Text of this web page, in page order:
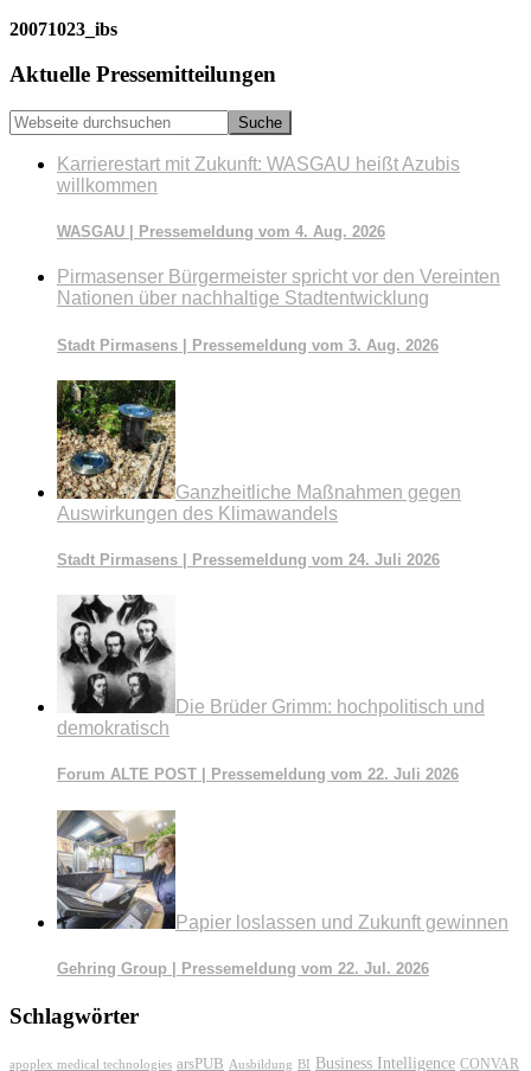
20071023_ibs
Seitenspalte
Aktuelle Pressemitteilungen
Webseite
durchsuchen
Karrierestart mit Zukunft: WASGAU heißt Azubis
willkommen
WASGAU | Pressemeldung vom 4. Aug. 2026
Pirmasenser Bürgermeister spricht vor den Vereinten
Nationen über nachhaltige Stadtentwicklung
Stadt Pirmasens | Pressemeldung vom 3. Aug. 2026
Ganzheitliche Maßnahmen gegen
Auswirkungen des Klimawandels
Stadt Pirmasens | Pressemeldung vom 24. Juli 2026
Die Brüder Grimm: hochpolitisch und
demokratisch
Forum ALTE POST | Pressemeldung vom 22. Juli 2026
Papier loslassen und Zukunft gewinnen
Gehring Group | Pressemeldung vom 22. Jul. 2026
Schlagwörter
apoplex medical technologies arsPUB Ausbildung BI Business Intelligence CONVAR